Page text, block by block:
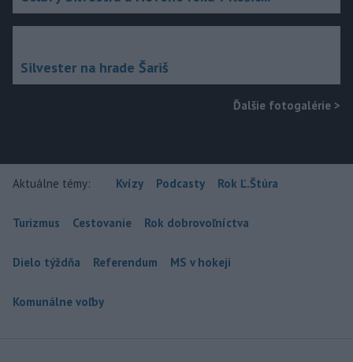
Silvester na hrade Šariš
Ďalšie fotogalérie >
Aktuálne témy: Kvízy Podcasty Rok Ľ.Štúra
Turizmus Cestovanie Rok dobrovoľníctva
Dielo týždňa Referendum MS v hokeji
Komunálne voľby